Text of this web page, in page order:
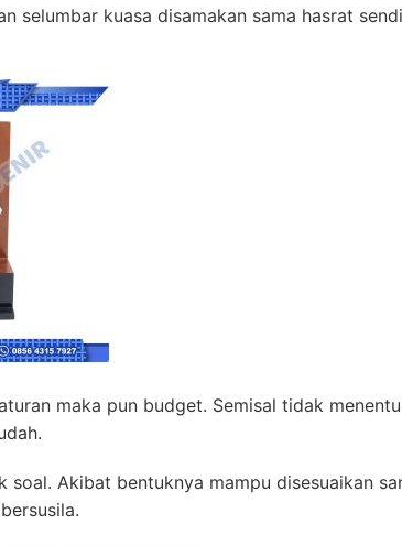
selumbar kuasa disamakan sama hasrat
maka pun budget. Semisal tidak
Akibat bentuknya mampu disesuaikan